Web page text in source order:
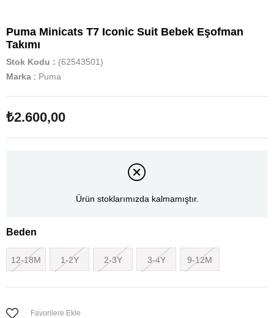
Puma Minicats T7 Iconic Suit Bebek Eşofman
Takımı
Stok Kodu
(62543501)
Marka : Puma
₺2.600,00
Ürün stoklarımızda kalmamıştır.
Beden
12-18M 1-2Y 2-3Y 3-4Y 9-12M
Favorilere Ekle